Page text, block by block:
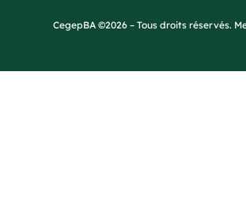
CegepBA ©2026 – Tous droits réservés.